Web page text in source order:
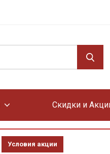
Скидки и
Условия акции